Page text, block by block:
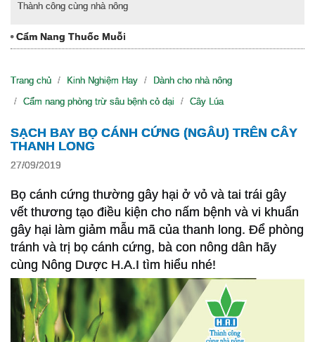
Thành công cùng nhà nông
Cẩm Nang Thuốc Muỗi
Trang chủ Kinh Nghiệm Hay
Dành cho nhà nông
Cẩm nang phòng trừ sâu bệnh cỏ dại
Cây Lúa
SẠCH BAY BỌ CÁNH CỨNG (NGÂU) TRÊN CÂY
THANH LONG
27/09/2019
Bọ cánh cứng thường gây hại ở vỏ và tai trái gây
vết thương tạo điều kiện cho nấm bệnh và vi khuẩn
gây hại làm giảm mẫu mã của thanh long. Để phòng
tránh và trị bọ cánh cứng, bà con nông dân hãy
cùng Nông Dược H.A.I tìm hiểu nhé!